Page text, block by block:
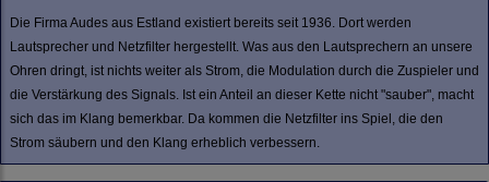
Die Firma Audes aus Estland existiert bereits seit 1936. Dort werden
Lautsprecher und Netzfilter hergestellt. Was aus den Lautsprechern an unsere
Ohren dringt, ist nichts weiter als Strom, die Modulation durch die Zuspieler und
die Verstärkung des Signals. Ist ein Anteil an dieser Kette nicht "sauber", macht
sich das im Klang bemerkbar. Da kommen die Netzfilter ins Spiel, die den
Strom säubern und den Klang erheblich verbessern.